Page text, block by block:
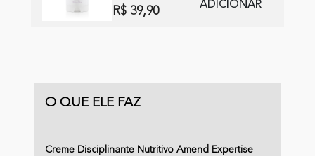
R$ 39,90 ADICIONAR
O QUE ELE FAZ
Creme Disciplinante Nutritivo Amend Expertise